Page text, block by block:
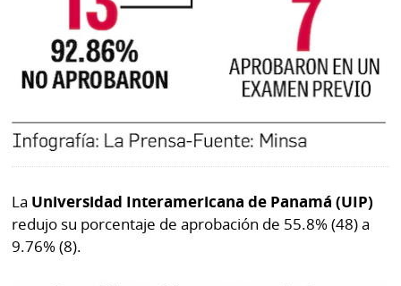
La Universidad Interamericana de Panamá (UIP)
redujo su porcentaje de aprobación de 55.8% (48) a
9.76% (8).